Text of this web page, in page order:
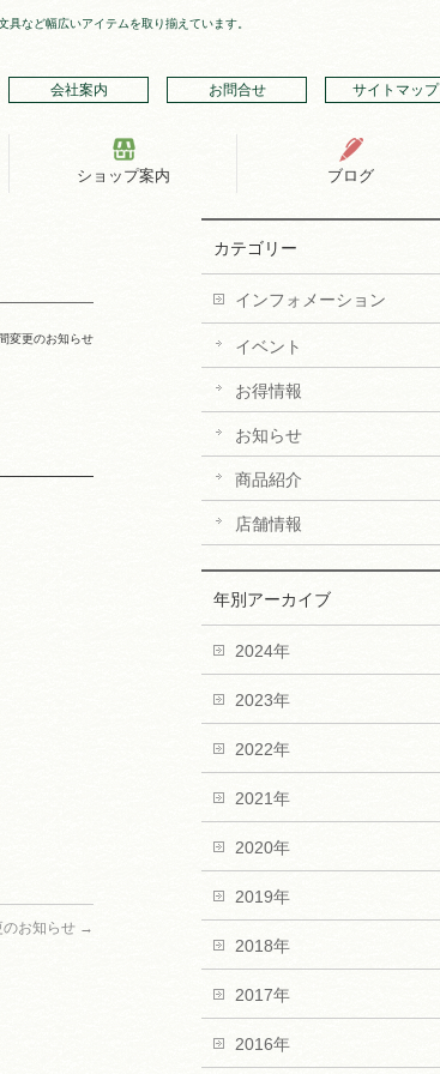
など幅広いアイテムを取り揃えています。
サイトマップ
お問合せ
会社案内
ショップ案内 ブログ
変更のお知らせ
お知らせ →
カテゴリー
インフォメーション
イベント
お得情報
お知らせ
商品紹介
店舗情報
年別アーカイブ
2024年
2023年
2022年
2021年
2020年
2019年
2018年
2017年
2016年